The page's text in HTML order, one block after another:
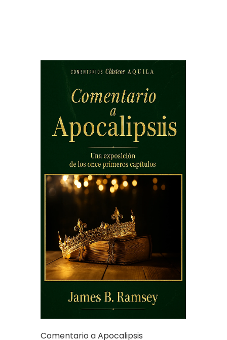
Comentario a Apocalipsis